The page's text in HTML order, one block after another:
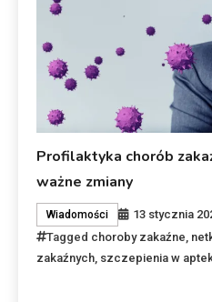
Profilaktyka chorób
ważne zmiany
Wiadomości 13 stycznia
Tagged choroby zakaźne
zakaźnych szczepienia w